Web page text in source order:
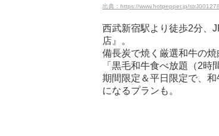
出典：https://www.hotpepper.jp/
西武新宿駅より徒歩2分、
店』。
備長炭で焼く厳選和牛の焼
「黒毛和牛食べ放題（2時
期間限定＆平日限定で、
になるプランも。